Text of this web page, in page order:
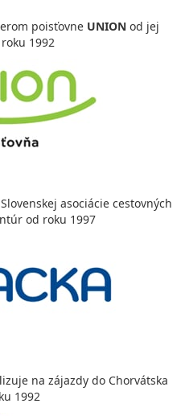
cena za 8 dní (7 nocí)
cenu
poisťovne UNION od jej
1992
asociácie cestovných
od roku 1997
na zájazdy do Chorvátska
1992